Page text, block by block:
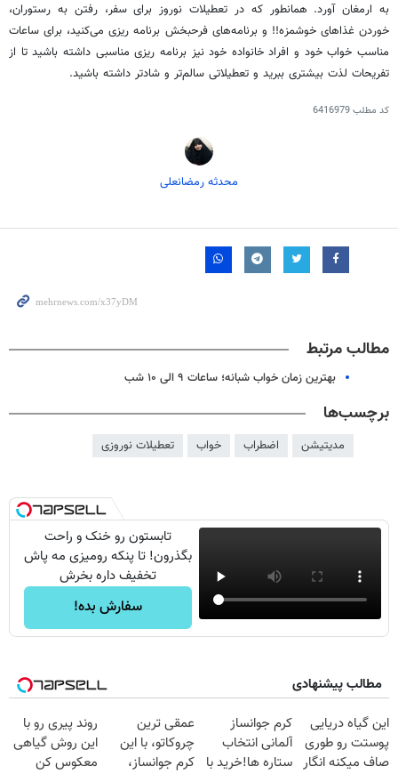
به ارمغان آورد. همانطور که در تعطیلات نوروز برای سفر، رفتن به رستوران،
خوردن غذاهای خوشمزه!! و برنامه‌های فرحبخش برنامهریزیمی‌کنید، برای ساعات
مناسب خواب خود و افراد خانواده خود نیز برنامه ریزیمناسبی داشته باشید تا از
تفریحات لذت بیشتری ببرید و تعطیلاتی سالم‌تر و شادتر داشته باشید.
کد مطلب6416979
محدثه رمضانعلی
مطالب مرتبط
بهترین زمان خواب شبانه؛ ساعات ۹ الی ۱۰ شب
برچسب‌ها
مدیتیشن اضطراب خواب تعطیلات نوروزی
تابستون رو خنک و راحت
بگذرون! تا پنکه رومیزی مه پاش
تخفیف داره بخرش
سفارش بده!
مطالب پیشنهادی
این گیاه دریایی
پوستت رو طوری
صاف میکنه انگار
کرم جوانساز
آلمانی انتخاب
ستاره ها!خرید با
عمقی ترین
چروکاتو، با این
کرم جوانساز،
روند پیری رو با
این روش گیاهی
معکوس کن